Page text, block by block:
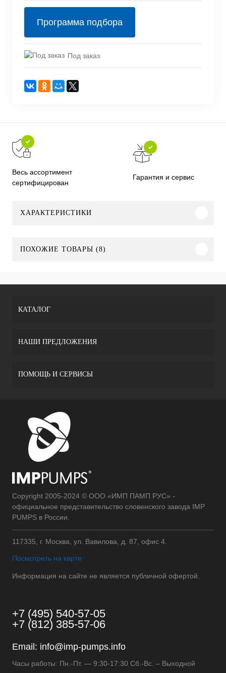
Программа подбора
Под заказ
Весь ассортимент
сертифицирован
Гарантия и сервис
ХАРАКТЕРИСТИКИ
ПОХОЖИЕ ТОВАРЫ (8)
КАТАЛОГ
НАШИ ПРЕДЛОЖЕНИЯ
ПОМОЩЬ И СЕРВИСЫ
Copyright 2005-2024 © ООО «ИМП ПАМП РУС» -
официальное представительство словенского завода IMP
PUMPS в России.
117335, г. Москва, ул. Вавилова, д. 87, офис 4.
Посмотреть на карте
Информация на сайте не является публичной офертой.
+7 (495) 540-57-05
+7 (812) 385-57-06
Email: info@imp-pumps.info
Часы работы: Пн.-Пт. — 9:30-17:30 Сб.-Вс. – Выходной